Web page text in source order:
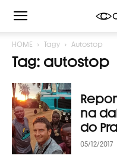
HOME Tagy Autostop
Tag: autostop
na
do
05/12/2017